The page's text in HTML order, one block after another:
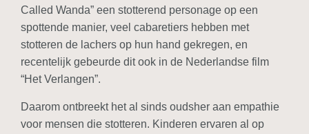
Called Wanda” een stotterend personage op een
spottende manier, veel cabaretiers hebben met
stotteren de lachers op hun hand gekregen, en
recentelijk gebeurde dit ook in de Nederlandse film
“Het Verlangen”.
Daarom ontbreekt het al sinds oudsher aan empathie
voor mensen die stotteren. Kinderen ervaren al op